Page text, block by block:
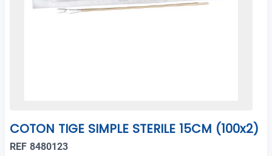
COTON TIGE SIMPLE STERILE 15CM (100x2)
REF 8480123